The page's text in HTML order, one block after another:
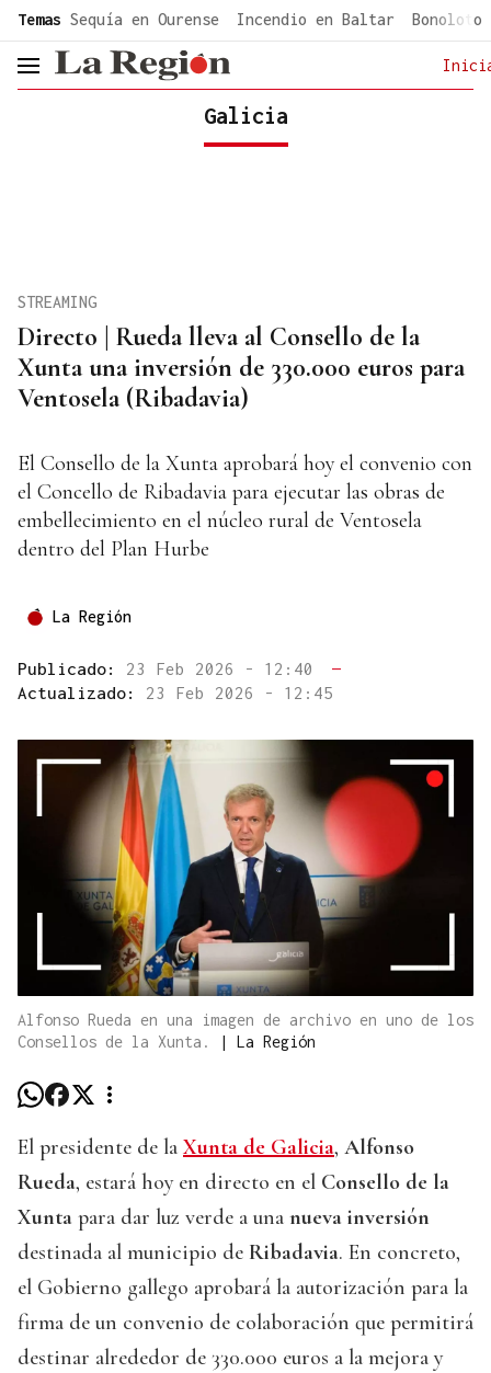
common.go-to-content
Temas Sequía en Ourense Incendio en Baltar Bonoloto
header.menu.open
Galicia
Directo | Rueda lleva al Consello de la
Xunta una inversión de 330.000 euros para
Ventosela (Ribadavia)
STREAMING
El Consello de la Xunta aprobará hoy el convenio con
el Concello de Ribadavia para ejecutar las obras de
embellecimiento en el núcleo rural de Ventosela
dentro del Plan Hurbe
La Región
Publicado: 23 Feb 2026 - 12:40
—
Actualizado: 23 Feb 2026 - 12:45
Alfonso Rueda en una imagen de archivo en uno de los
Consellos de la Xunta.
| La Región
El presidente de la Xunta de Galicia, Alfonso
Rueda, estará hoy en directo en el Consello de la
Xunta para dar luz verde a una nueva inversión
destinada al municipio de Ribadavia. En concreto,
el Gobierno gallego aprobará la autorización para la
firma de un convenio de colaboración que permitirá
destinar alrededor de 330.000 euros a la mejora y